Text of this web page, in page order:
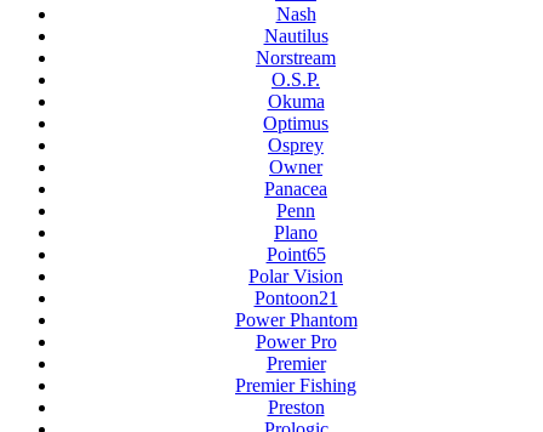
Nash
Nautilus
Norstream
O.S.P.
Okuma
Optimus
Osprey
Owner
Panacea
Penn
Plano
Point65
Polar Vision
Pontoon21
Power Phantom
Power Pro
Premier
Premier Fishing
Preston